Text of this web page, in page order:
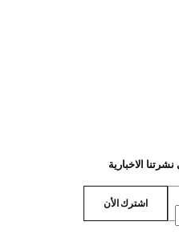
اشترك الأن